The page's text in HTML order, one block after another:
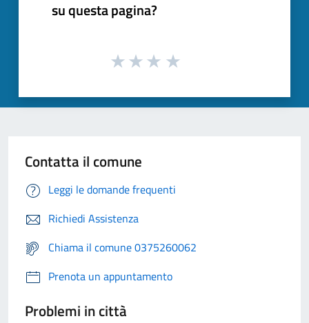
su questa pagina?
Contatta il comune
Leggi le domande frequenti
Richiedi Assistenza
Chiama il comune 0375260062
Prenota un appuntamento
Problemi in città